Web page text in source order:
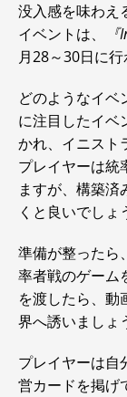
没入感を味わえ
イベントは、
月28～30日に行
どのようなイベ
に注目したイベ
かれ、イニスト
プレイヤーは統
ますが、構築
くと良いでしょ
準備が整ったら
率者戦のゲーム
を渡したら、動
界へ誘いましょ
プレイヤーは自
営カードを掲げ